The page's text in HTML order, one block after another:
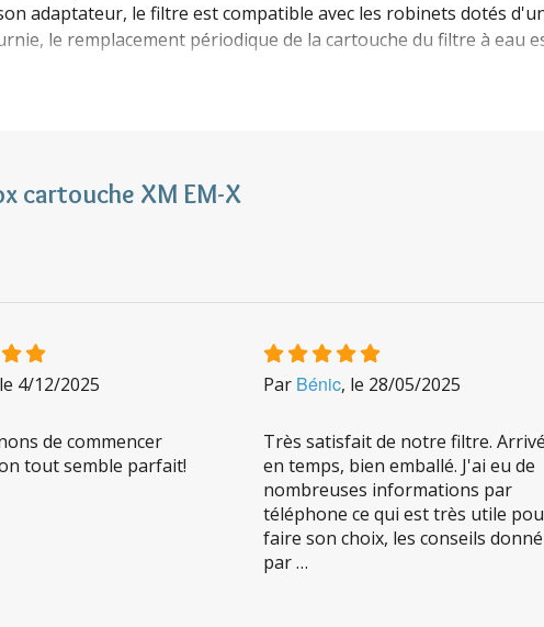
adaptateur, le filtre est compatible avec les robinets dotés
le remplacement périodique de la cartouche du filtre à eau
tableau des performances ci-dessous).
effets suivants :
d'une dizaine à une centaine de molécules d'eau)
nominale de 10 000 litres. Son remplacement est à prévoir
ne relargue pas les substances piégées, seul le débit, de 2
XM EM-X
de :
12 cm) équipé d'un col de cygne chromé, d'un tuyau souple
cartouche XM EM-X
4/12/2025
de commencer
tout semble parfait!
Par Bénic, le 28/05/2025
Très satisfait de notre filtre. Arrivé
en temps, bien emballé. J'ai eu de
nombreuses informations par
téléphone ce qui est très utile
faire son choix, les conseils donné
par …